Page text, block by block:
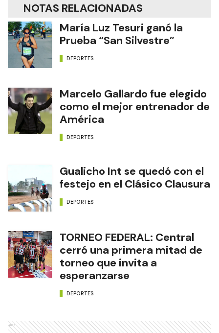
NOTAS RELACIONADAS
María Luz Tesuri ganó la
Prueba “San Silvestre”
DEPORTES
Marcelo Gallardo fue elegido
como el mejor entrenador de
América
DEPORTES
Gualicho Int se quedó con el
festejo en el Clásico Clausura
DEPORTES
TORNEO FEDERAL: Central
cerró una primera mitad de
torneo que invita a
esperanzarse
DEPORTES
Ads